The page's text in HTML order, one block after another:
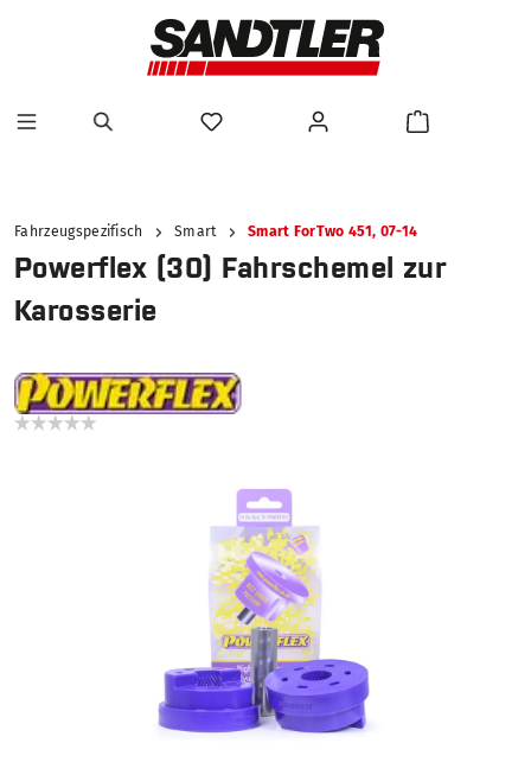
Fahrzeugspezifisch Smart Smart ForTwo 451, 07-14
Powerflex (30) Fahrschemel zur
Karosserie